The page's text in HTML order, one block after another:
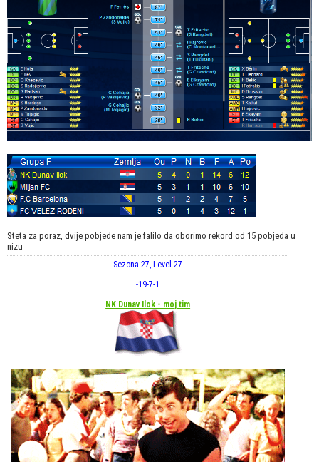
Steta za poraz, dvije pobjede nam je falilo da oborimo rekord od 15 pobjeda u
nizu
Sezona 27, Level 27
-19-7-1
NK Dunav Ilok - moj tim